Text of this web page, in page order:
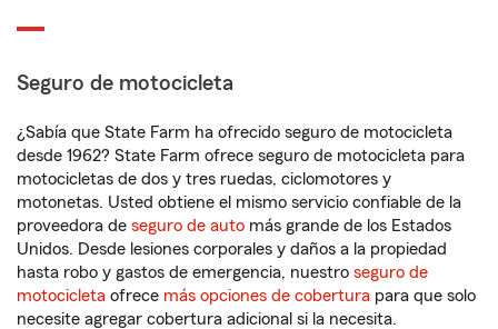
Seguro de motocicleta
¿Sabía que State Farm ha ofrecido seguro de motocicleta
desde 1962? State Farm ofrece seguro de motocicleta para
motocicletas de dos y tres ruedas, ciclomotores y
motonetas. Usted obtiene el mismo servicio confiable de la
proveedora de seguro de auto más grande de los Estados
Unidos. Desde lesiones corporales y daños a la propiedad
hasta robo y gastos de emergencia, nuestro seguro de
motocicleta ofrece más opciones de cobertura para que solo
necesite agregar cobertura adicional si la necesita.